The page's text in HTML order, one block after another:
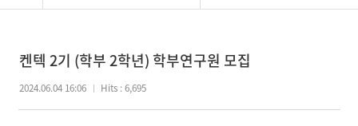
켄텍 2기 (학부 2학년) 학부연구원 모집
2024.06.04 16:06 Hits : 6,695